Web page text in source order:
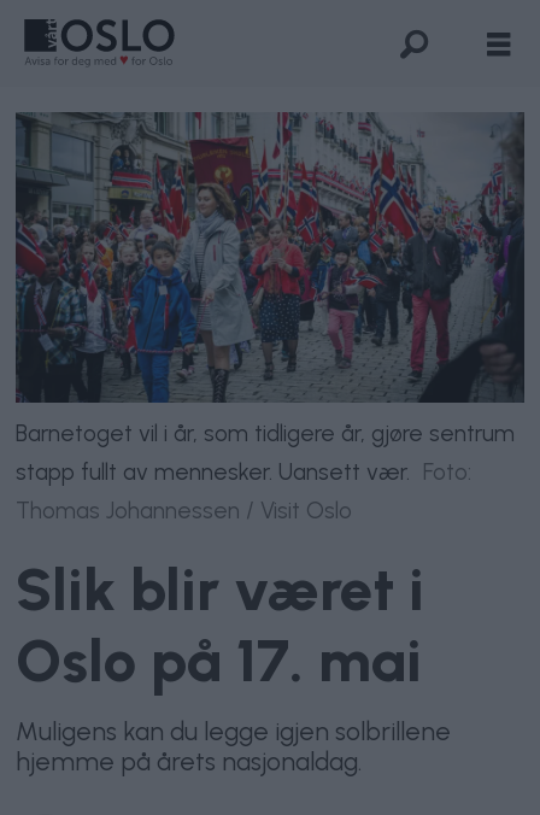
Barnetoget vil i år, som tidligere år, gjøre sentrum
stapp fullt av mennesker. Uansett vær. Foto:
Thomas Johannessen / Visit Oslo
Slik blir været i
Oslo på 17. mai
Muligens kan du legge igjen solbrillene
hjemme på årets nasjonaldag.